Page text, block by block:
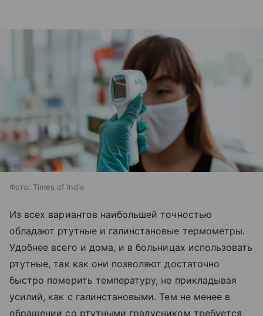
Фото: Times of India
Из всех вариантов наибольшей точностью
обладают ртутные и галинстановые термометры.
Удобнее всего и дома, и в больницах использовать
ртутные, так как они позволяют достаточно
быстро померить температуру, не прикладывая
усилий, как с галинстановыми. Тем не менее в
обращении со ртутными градусником требуется